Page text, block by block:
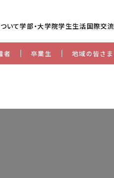
いて学部・大学院学生生活国際交流
者 卒業生 地域の皆さま